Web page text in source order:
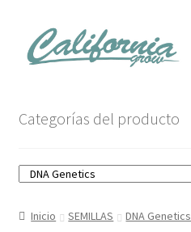
al
contenido
Carrito
Mi cuenta
Categorías del producto
Inicio SEMILLAS DNA Genetics